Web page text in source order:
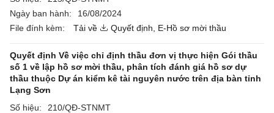
Ngày ban hành:
16/08/2024
File đính kèm:
Tải về Quyết định, E-Hồ sơ mời thầu
Quyết định Về việc chỉ định thầu đơn vị thực hiện Gói thầu
số 1 về lập hồ sơ mời thầu, phân tích đánh giá hồ sơ dự
thầu thuộc Dự án kiểm kê tài nguyên nước trên địa bàn tỉnh
Lạng Sơn
Số hiệu:
210/QĐ-STNMT